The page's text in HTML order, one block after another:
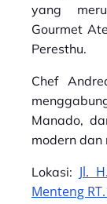
yang
Gourmet
Peresthu.
Chef
Manado,
modern
Lokasi: Jl.
Menteng